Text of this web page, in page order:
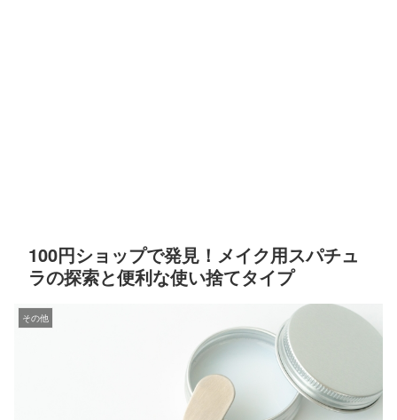
100円ショップで発見！メイク用スパチュ
ラの探索と便利な使い捨てタイプ
その他